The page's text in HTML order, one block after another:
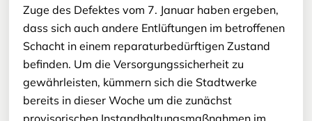
Zuge des Defektes vom 7. Januar haben ergeben,
dass sich auch andere Entlüftungen im betroffenen
Schacht in einem reparaturbedürftigen Zustand
befinden. Um die Versorgungssicherheit zu
gewährleisten, kümmern sich die Stadtwerke
bereits in dieser Woche um die zunächst